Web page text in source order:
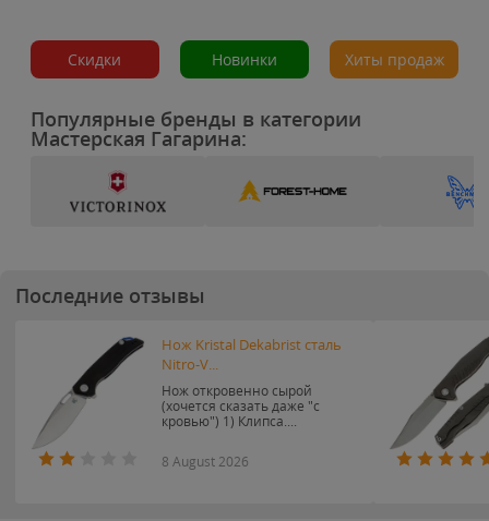
Скидки Новинки Хиты продаж
Популярные бренды в категории
Мастерская Гагарина:
Последние отзывы
Нож Kristal Dekabrist сталь
Nitro-V...
Нож откровенно сырой
(хочется сказать даже "с
кровью") 1) Клипса....
8 August 2026